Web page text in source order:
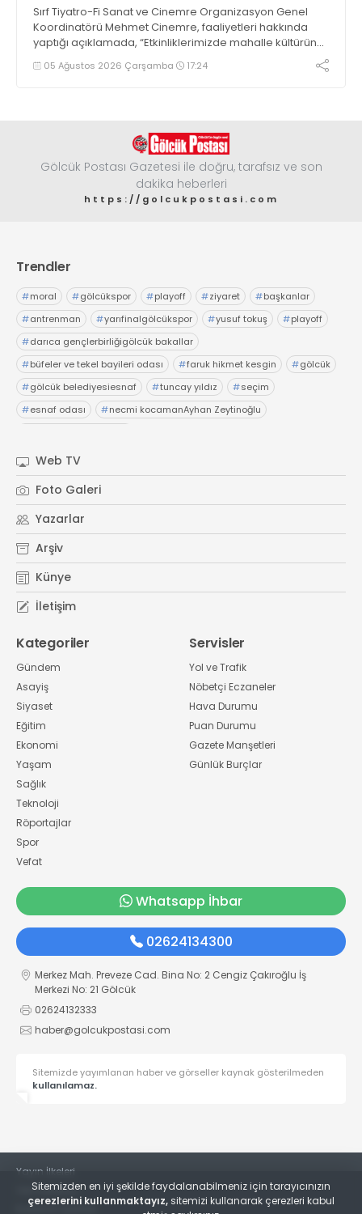
Sırf Tiyatro-Fi Sanat ve Cinemre Organizasyon Genel
Koordinatörü Mehmet Cinemre, faaliyetleri hakkında
yaptığı açıklamada, “Etkinliklerimizde mahalle kültürünü
ve birlik beraberlik duygusunu güçlendirmeyi
hedefliyoruz” dedi
05 Ağustos 2026 Çarşamba 17:24
Gölcük Postası Gazetesi ile doğru, tarafsız ve son
dakika heberleri
https://golcukpostasi.com
Trendler
#moral #gölcükspor #playoff #ziyaret #başkanlar
#antrenman #yarıfinalgölcükspor #yusuf tokuş #playoff
#darıca gençlerbirliğigölcük bakallar
#büfeler ve tekel bayileri odası #faruk hikmet kesgin #gölcük
#gölcük belediyesiesnaf #tuncay yıldız #seçim
#esnaf odası #necmi kocamanAyhan Zeytinoğlu
Web TV
Foto Galeri
Yazarlar
Arşiv
Künye
İletişim
Kategoriler
Gündem
Asayiş
Siyaset
Eğitim
Ekonomi
Yaşam
Sağlık
Teknoloji
Röportajlar
Spor
Vefat
Servisler
Yol ve Trafik
Nöbetçi Eczaneler
Hava Durumu
Puan Durumu
Gazete Manşetleri
Günlük Burçlar
Whatsapp İhbar
02624134300
Merkez Mah. Preveze Cad. Bina No: 2 Cengiz Çakıroğlu İş
Merkezi No: 21 Gölcük
02624132333
haber@golcukpostasi.com
Sitemizde yayımlanan haber ve görseller kaynak gösterilmeden
kullanılamaz.
Yayın İlkeleri
Veri Politikası
Kullanım Şartları
Sitemizden en iyi şekilde faydalanabilmeniz için tarayıcınızın
çerezlerini kullanmaktayız, sitemizi kullanarak çerezleri kabul